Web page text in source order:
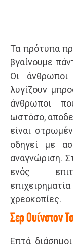
Τα πρότυπα
βγαίνουμε
Οι άνθρωποι
λυγίζουν
άνθρωποι
ωστόσο,
είναι
οδηγεί με
αναγνώριση.
ενός
χρεοκοπίες.
Σερ Ουίνστον
Επτά